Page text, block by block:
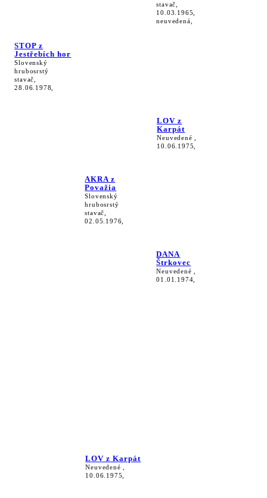
STOP z
Jestřebích hor
Slovenský
hrubosrstý
stavač,
28.06.1978,
stavač,
10.03.1965,
neuvedená,
AKRA z
Považia
Slovenský
hrubosrstý
stavač,
02.05.1976,
LOV z
Karpát
Neuvedené ,
10.06.1975,
DANA
Štrkovec
Neuvedené ,
01.01.1974,
LOV z Karpát
Neuvedené ,
10.06.1975,